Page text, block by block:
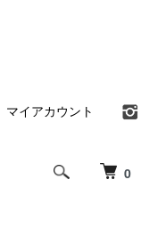
0
マイアカウント